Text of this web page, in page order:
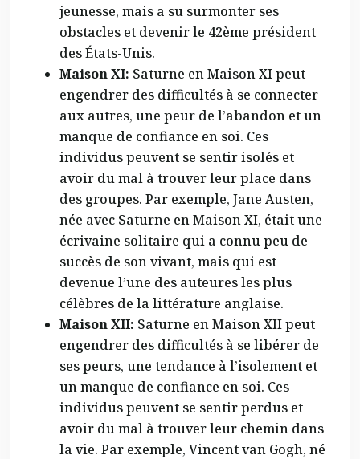
jeunesse, mais a su surmonter ses
obstacles et devenir le 42ème président
des États-Unis.
Maison XI: Saturne en Maison XI peut
engendrer des difficultés à se connecter
aux autres, une peur de l’abandon et un
manque de confiance en soi. Ces
individus peuvent se sentir isolés et
avoir du mal à trouver leur place dans
des groupes. Par exemple, Jane Austen,
née avec Saturne en Maison XI, était une
écrivaine solitaire qui a connu peu de
succès de son vivant, mais qui est
devenue l’une des auteures les plus
célèbres de la littérature anglaise.
Maison XII: Saturne en Maison XII peut
engendrer des difficultés à se libérer de
ses peurs, une tendance à l’isolement et
un manque de confiance en soi. Ces
individus peuvent se sentir perdus et
avoir du mal à trouver leur chemin dans
la vie. Par exemple, Vincent van Gogh, né